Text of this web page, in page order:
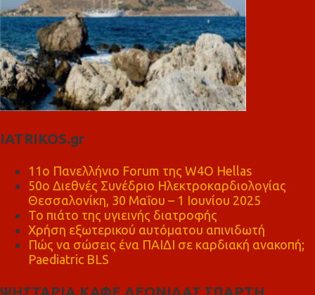
IATRIKOS.gr
11ο Πανελλήνιο Forum της W4O Hellas
50ο Διεθνές Συνέδριο Ηλεκτροκαρδιολογίας
Θεσσαλονίκη, 30 Μαΐου – 1 Ιουνίου 2025
Το πιάτο της υγιεινής διατροφής
Χρήση εξωτερικού αυτόματου απινιδωτή
Πώς να σώσεις ένα ΠΑΙΔΙ σε καρδιακή ανακοπή;
Paediatric BLS